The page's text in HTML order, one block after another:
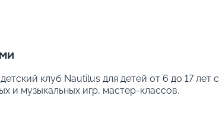
клуб Nautilus для детей от 6 до 17 лет с
и музыкальных игр, мастер-классов.